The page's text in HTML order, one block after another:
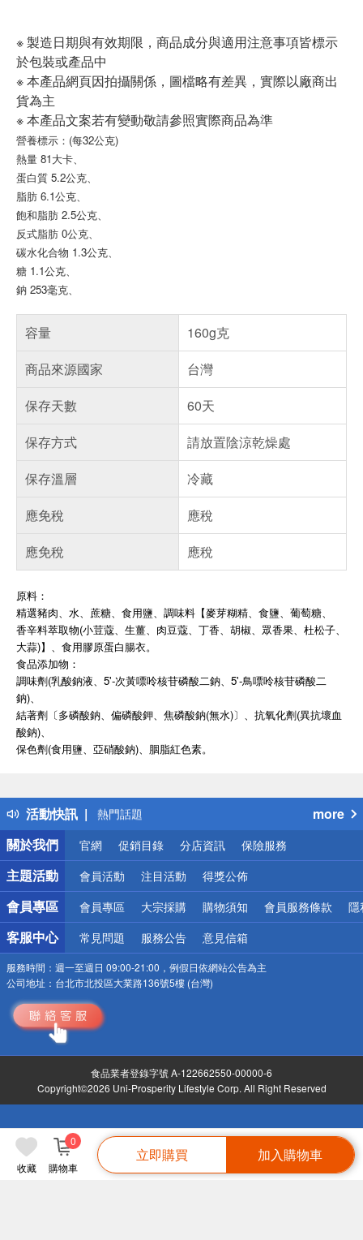
收藏 購物車
0
立即購買 加入購物車
※ 製造日期與有效期限，商品成分與適用注意事項皆標示
於包裝或產品中
※ 本產品網頁因拍攝關係，圖檔略有差異，實際以廠商出
貨為主
※ 本產品文案若有變動敬請參照實際商品為準
營養標示：(每32公克)
熱量 81大卡
蛋白質 5.2公克
脂肪 6.1公克
飽和脂肪 2.5公克
反式脂肪 0公克
碳水化合物 1.3公克
糖 1.1公克
鈉 253毫克
容量
160g克
商品來源國家
台灣
保存天數
60天
保存方式
請放置陰涼乾燥處
保存溫層
冷藏
應免稅
應稅
應免稅
應稅
原料：
精選豬肉、水、蔗糖、食用鹽、調味料【麥芽糊精、食鹽、葡萄糖、
香辛料萃取物(小荳蔻、生薑、肉豆蔻、丁香、胡椒、眾香果、杜松子、
大蒜)】、食用膠原蛋白腸衣。
食品添加物：
調味劑(乳酸鈉液、5'-次黃嘌呤核苷磷酸二鈉、5'-鳥嘌呤核苷磷酸二
鈉)、
結著劑〔多磷酸鈉、偏磷酸鉀、焦磷酸鈉(無水)〕、抗氧化劑(異抗壞血
酸鈉)、
保色劑(食用鹽、亞硝酸鈉)、胭脂紅色素。
活動快訊
得獎公告
熱門話題
銀行優惠
偏遠地區配送
詐騙網頁！請小心！
more
關於我們
官網 促銷目錄 分店資訊 保險服務
主題活動 會員活動 注目活動 得獎公佈
會員專區 會員專區 大宗採購 購物須知 會員服務條款 隱
客服中心 常見問題 服務公告 意見信箱
服務時間： 週一至週日 09:00-21:00，例假日依網站公告為主
公司地址： 台北市北投區大業路136號5樓 (台灣)
食品業者登錄字號 A-122662550-00000-6
Copyright©2026 Uni-Prosperity Lifestyle Corp. All Right Reserved